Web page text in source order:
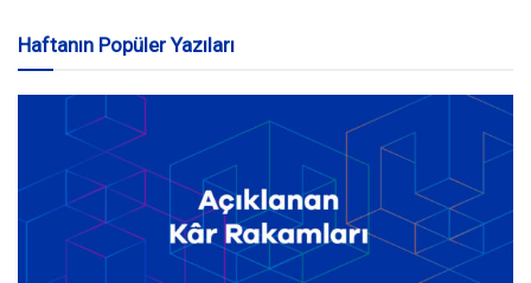
Haftanın Popüler Yazıları